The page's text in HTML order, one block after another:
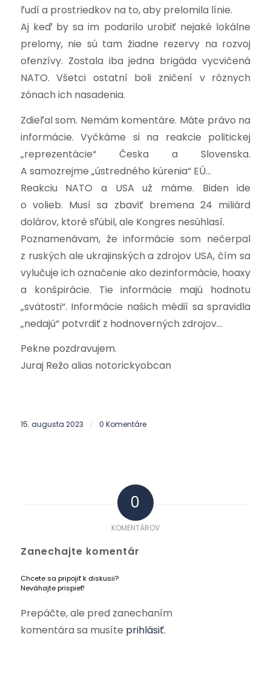
ľudí a prostriedkov na to, aby prelomila línie.
Aj keď by sa im podarilo urobiť nejaké lokálne
prelomy, nie sú tam žiadne rezervy na rozvoj
ofenzívy. Zostala iba jedna brigáda vycvičená
NATO. Všetci ostatní boli zničení v rôznych
zónach ich nasadenia.
Zdieľal som. Nemám komentáre. Máte právo na
informácie. Vyčkáme si na reakcie politickej
„reprezentácie“ Česka a Slovenska.
A samozrejme „ústredného kúrenia“ EÚ…
Reakciu NATO a USA už máme. Biden ide
o volieb. Musí sa zbaviť bremena 24 miliárd
dolárov, ktoré sľúbil, ale Kongres nesúhlasí.
Poznamenávam, že informácie som nečerpal
z ruských ale ukrajinských a zdrojov USA, čím sa
vylučuje ich označenie ako dezinformácie, hoaxy
a konšpirácie. Tie informácie majú hodnotu
„svätosti“. Informácie našich médií sa spravidla
„nedajú“ potvrdiť z hodnoverných zdrojov…
Pekne pozdravujem.
Juraj Režo alias notorickyobcan
15. augusta 2023 / 0 Komentáre
0
KOMENTÁROV
Zanechajte komentár
Chcete sa pripojiť k diskusii?
Neváhajte prispieť!
Prepáčte, ale pred zanechaním
komentára sa musíte prihlásiť.